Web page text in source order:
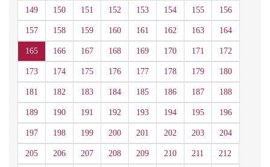
149 150 151 152 153 154 155 156
157 158 159 160 161 162 163 164
165 166 167 168 169 170 171 172
173 174 175 176 177 178 179 180
181 182 183 184 185 186 187 188
189 190 191 192 193 194 195 196
197 198 199 200 201 202 203 204
205 206 207 208 209 210 211 212